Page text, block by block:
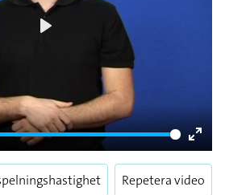
Enter
Repetera video